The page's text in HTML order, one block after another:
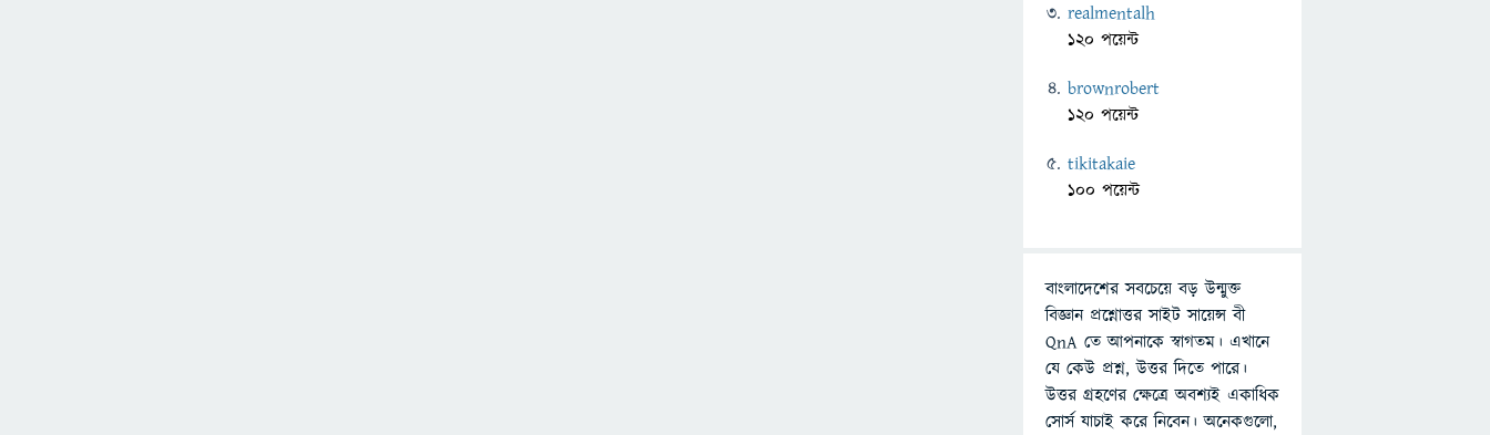
realmentalh
120 পয়েন্ট
brownrobert
120 পয়েন্ট
tikitakaie
100 পয়েন্ট
বাংলাদেশের সবচেয়ে বড় উন্মুক্ত
বিজ্ঞান প্রশ্নোত্তর সাইট সায়েন্স বী
QnA তে আপনাকে স্বাগতম। এখানে
যে কেউ প্রশ্ন, উত্তর দিতে পারে।
উত্তর গ্রহণের ক্ষেত্রে অবশ্যই একাধিক
সোর্স যাচাই করে নিবেন। অনেকগুলো,